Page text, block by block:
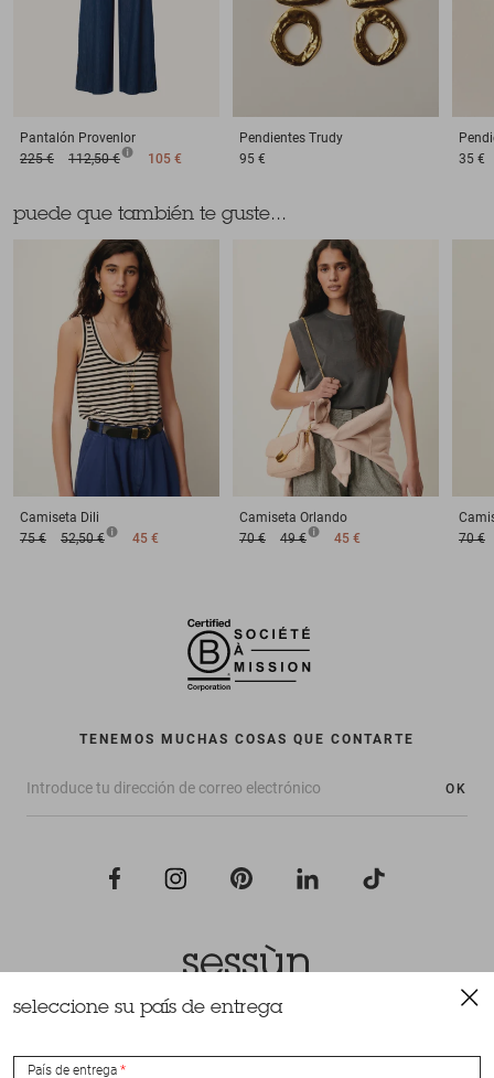
Pantalón Provenlor
225 €
112,50 € 105 €
Pendientes Trudy
95 €
35 €
puede que también te guste...
Camiseta Dili
75 €
52,50 € 45 €
Camiseta Orlando
70 €
49 € 45 €
70 €
TENEMOS MUCHAS COSAS QUE CONTARTE
OK
Todos los derechos reservados Sessùn 2022
seleccione su país de entrega
País de entrega